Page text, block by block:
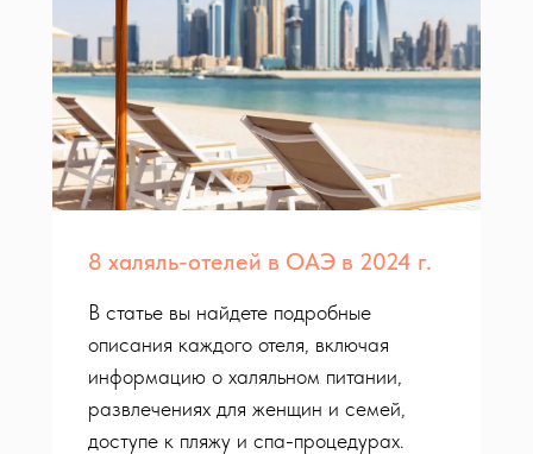
8 халяль-отелей в ОАЭ в 2024 г.
В статье вы найдете подробные
описания каждого отеля, включая
информацию о халяльном питании,
развлечениях для женщин и семей,
доступе к пляжу и спа-процедурах.